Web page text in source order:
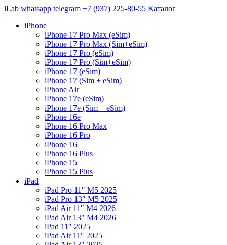
iLab whatsapp telegram +7 (937) 225-80-55 Каталог
iPhone
iPhone 17 Pro Max (eSim)
iPhone 17 Pro Max (Sim+eSim)
iPhone 17 Pro (eSim)
iPhone 17 Pro (Sim+eSim)
iPhone 17 (eSim)
iPhone 17 (Sim + eSim)
iPhone Air
iPhone 17e (eSim)
iPhone 17e (Sim + eSim)
iPhone 16e
iPhone 16 Pro Max
iPhone 16 Pro
iPhone 16
iPhone 16 Plus
iPhone 15
iPhone 15 Plus
iPad
iPad Pro 11″ M5 2025
iPad Pro 13″ M5 2025
iPad Air 11″ M4 2026
iPad Air 13″ M4 2026
iPad 11″ 2025
iPad Air 11″ 2025